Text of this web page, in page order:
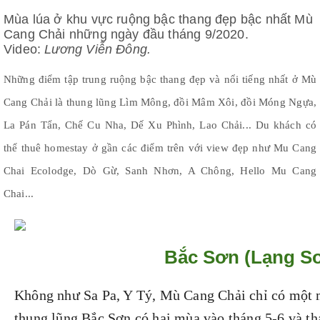
Toàn
màn
hình
Mùa lúa ở khu vực ruộng bậc thang đẹp bậc nhất Mù
Cang Chải những ngày đầu tháng 9/2020.
Video: Lương Viễn Đông.
Những điểm tập trung ruộng bậc thang đẹp và nổi tiếng nhất ở Mù
Cang Chải là thung lũng Lìm Mông, đồi Mâm Xôi, đồi Móng Ngựa,
La Pán Tẩn, Chế Cu Nha, Dế Xu Phình, Lao Chải... Du khách có
thể thuê homestay ở gần các điểm trên với view đẹp như Mu Cang
Chai Ecolodge, Dò Gừ, Sanh Nhơn, A Chông, Hello Mu Cang
Chai...
Bắc Sơn (Lạng
Không như Sa Pa, Y Tý, Mù Cang Chải chỉ có một